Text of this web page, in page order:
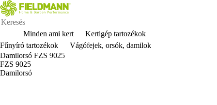
Minden ami kert
Kertigép tartozékok
Fűnyíró tartozékok
Vágófejek, orsók, damilok
Damilorsó FZS 9025
FZS 9025
Damilorsó